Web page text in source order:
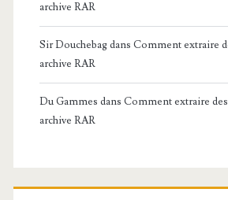
archive RAR
Sir Douchebagdans Comment extraire
archive RAR
Du Gammes dans Comment extraire
archive RAR